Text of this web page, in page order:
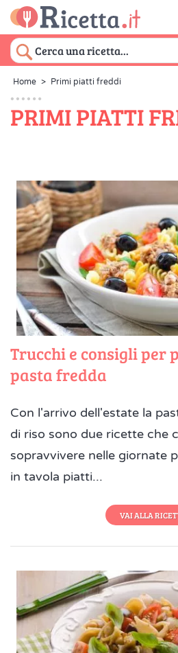
Home > Primi piatti freddi
PRIMI PIATTI
Trucchi e consigli per
pasta fredda
Con l'arrivo dell'estate la
di riso sono due ricette che
sopravvivere nelle giornate
in tavola piatti...
VAI ALLA